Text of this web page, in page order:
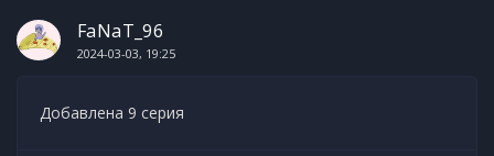
FaNaT_96
2024-03-03, 19:25
Добавлена 9 серия